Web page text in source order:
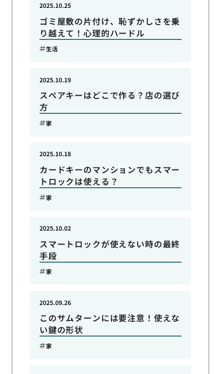
ゴミ屋敷の片付け、恥ずかしさを乗
り越えて！心理的ハードル
2025.10.25
生活
スペアキーはどこで作る？店の選び
方
2025.10.19
家
カードキーのマンションでもスマー
トロックは使える？
2025.10.18
家
スマートロックが使えない時の最終
手段
2025.10.02
家
このサムターンには要注意！使えな
い鍵の形状
2025.09.26
家